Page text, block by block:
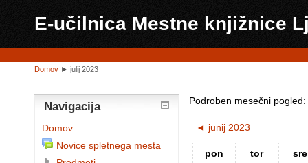
E-učilnica Mestne knjižnice
Domov ► julij 2023
Podroben mesečni pogled:
◄ junij 2023
pon tor sre
Navigacija
Domov
Novice spletnega mesta